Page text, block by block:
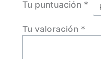
Tu puntuación *
Tu valoración *